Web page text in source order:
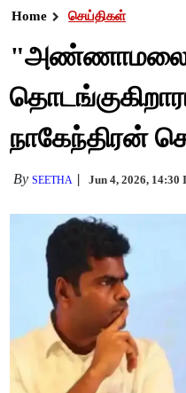
Home செய்திகள்
"அண்ணாமலை
நாகேந்திரன்
BySEETHA Jun 4, 2026, 14:30